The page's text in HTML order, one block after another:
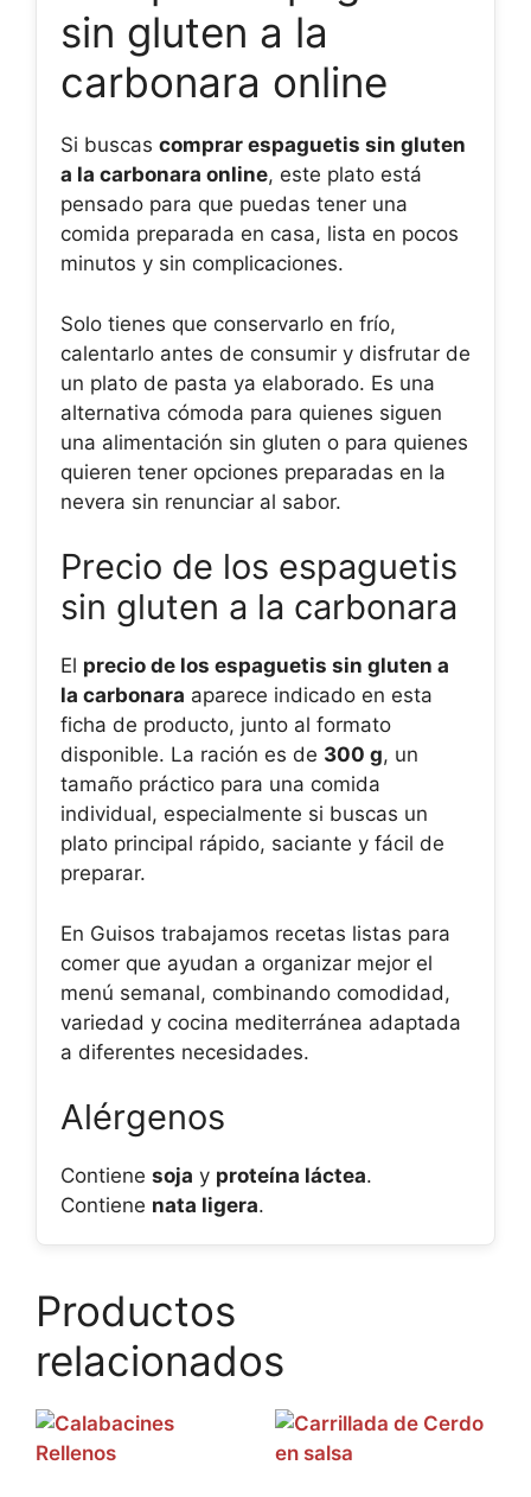
sin gluten a la
carbonara online
Si buscas comprar espaguetis sin gluten
a la carbonara online, este plato está
pensado para que puedas tener una
comida preparada en casa, lista en pocos
minutos y sin complicaciones.
Solo tienes que conservarlo en frío,
calentarlo antes de consumir y disfrutar de
un plato de pasta ya elaborado. Es una
alternativa cómoda para quienes siguen
una alimentación sin gluten o para quienes
quieren tener opciones preparadas en la
nevera sin renunciar al sabor.
Precio de los espaguetis
sin gluten a la carbonara
El precio de los espaguetis sin gluten a
la carbonara aparece indicado en esta
ficha de producto, junto al formato
disponible. La ración es de 300 g, un
tamaño práctico para una comida
individual, especialmente si buscas un
plato principal rápido, saciante y fácil de
preparar.
En Guisos trabajamos recetas listas para
comer que ayudan a organizar mejor el
menú semanal, combinando comodidad,
variedad y cocina mediterránea adaptada
a diferentes necesidades.
Alérgenos
Contiene soja y proteína láctea.
Contiene nata ligera.
Productos
relacionados